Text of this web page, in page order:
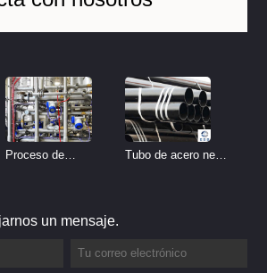
Proceso de
Tubo de acero negro
un mensaje.